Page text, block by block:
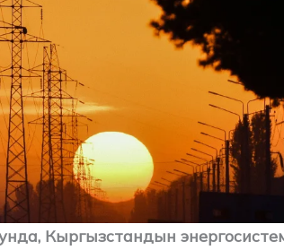
Кыргызстандын